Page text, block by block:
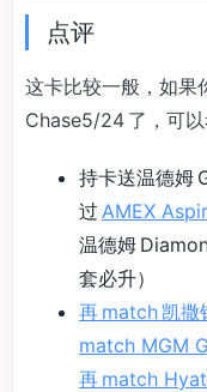
点评
这卡比较一般，如果
Chase5/24 了，可以
持卡送温德姆
过 AMEX
温德姆
套必升）
再 match 凯撒
match MGM
再 match